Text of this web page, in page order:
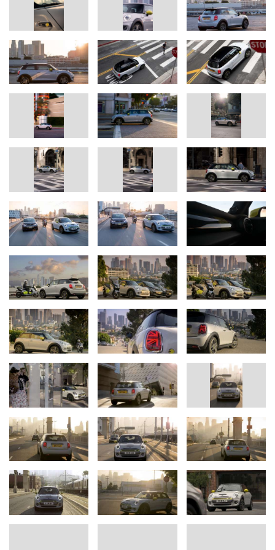
Fahrzeugkonzept: Von Grund auf ein echter MINI.
Mit dem neuen MINI Cooper SE wird Elektromobilität im urbanen
Verkehrsgeschehen erstmals mit den markentypischen
Eigenschaften des Originals im Premium-Segment der
Kleinwagen kombiniert. Das erste rein elektrisch angetriebene
Modell der britischen Marke ist von Grund auf ein echter MINI.
Sein Fahrzeugkonzept basiert auf dem MINI 3-Türer.
Abmessungen, Design, Platzangebot und Innenraumambiente
des neuen MINI Cooper SE orientieren sich klar am herkömmlich
angetriebenen Fahrzeug, bei dessen Entwicklung die Erweiterung
Variante bereits berücksichtigt wurde.
Produziert wird der neue MINI Cooper SE im Heimatland der
Marke. Im MINI Werk Oxford läuft er gemeinsam mit den
konventionell angetriebenen Varianten des Modells vom Band.
Seine Antriebstechnologie stammt aus den Kompetenzzentren für
Elektromobilität der BMW Group in Dingolfing und Landshut.
Anstelle eines Otto- oder Dieselantriebs findet unter der
Motorhaube des neuen MINI Cooper SE eine Elektromaschine
Platz. Das kompakte Aggregat mit integrierter Leistungselektronik
und Getriebe wird mithilfe eines aus einer massiven Rohrstruktur
bestehenden Tragrahmens im Vorderwagen positioniert. Die
modellspezifisch konfigurierte Hochvoltbatterie besteht aus
Lithium-Ionen-Zellen, die in 12 Module unterteilt sind. Sie bilden
eine T-förmige Speichereinheit, die im Fahrzeugboden positioniert
ist und einen Brutto-Energiegehalt von 32,6 kWh aufweist.
Der Elektromotor ist nicht nur kleiner, sondern auch deutlich
leichter als ein Verbrennungsantrieb – und trägt so zur
außergewöhnlich harmonischen Achslastverteilung des neuen
MINI Cooper SE bei. Diese begünstigt das agile und auch bei
Handling der elektrisch angetriebenen Modellvariante ebenso wie
der tiefe Fahrzeugschwerpunkt. Der neue MINI Cooper SE verfügt
über eine souveräne und sichere Straßenlage, die vor allem der
Position seiner Hochvoltbatterie zu verdanken ist. Sie ist tief im
Fahrzeugboden zwischen den vorderen und unterhalb der
hinteren Sitzplätze untergebracht. Dank dieser Anordnung ist die
Nutzung des Gepäckraums im Vergleich mit den herkömmlich
angetriebenen Modellvarianten in keiner Weise eingeschränkt.
Das Stauvolumen unter der Heckklappe beträgt – wie beim MINI